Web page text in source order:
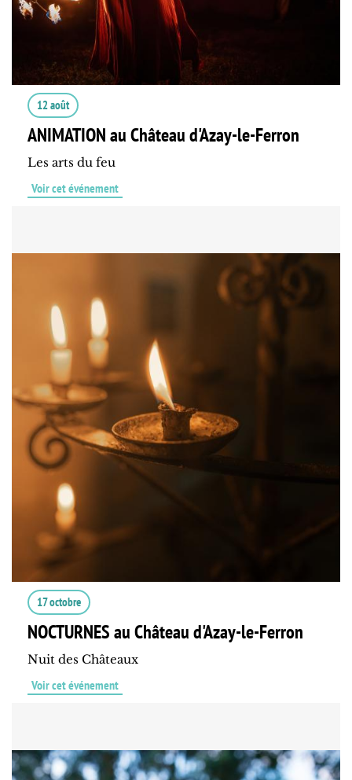
12 août
ANIMATION au Château d'Azay-le-Ferron
Les arts du feu
Voir cet événement
17 octobre
NOCTURNES au Château d'Azay-le-Ferron
Nuit des Châteaux
Voir cet événement